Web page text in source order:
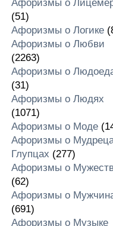
Афоризмы о
(51)
Афоризмы о Логике
Афоризмы о Любви
(2263)
Афоризмы о
(31)
Афоризмы о Людях
(1071)
Афоризмы о Моде
Афоризмы о
Глупцах (277)
Афоризмы о
(62)
Афоризмы о
(691)
Афоризмы о Музыке